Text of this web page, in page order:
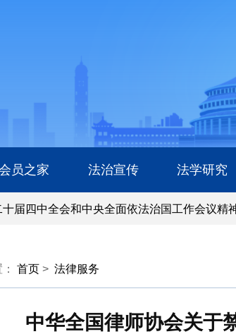
员之家 法治宣传 法学研究
四中全会和中央全面依法治国工作会议精神
首页 > 法律服务
中华全国律师协会关于